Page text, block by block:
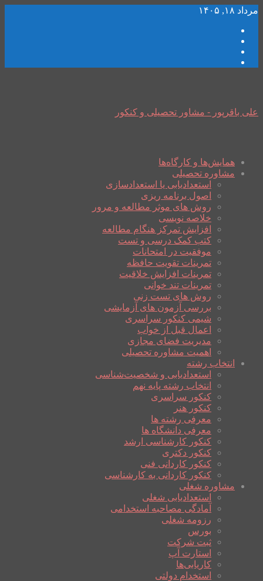
مرداد ۱۸, ۱۴۰۵
علی باقرپور - مشاور تحصیلی و کنکور
همایش‌ها و کارگاه‌ها
مشاوره تحصیلی
استعدادیابی یا استعدادسازی
اصول برنامه ریزی
روش های موثر مطالعه و مرور
خلاصه نویسی
افزایش تمرکز هنگام مطالعه
کتب کمک درسی و تست
موفقیت در امتحانات
تمرینات تقویت حافظه
تمرینات افزایش خلاقیت
تمرینات تند خوانی
روش های تست زنی
بررسی آزمون های آزمایشی
شیمی کنکور سراسری
اعمال قبل از خواب
مدیریت فضای مجازی
اهمیت مشاوره تحصیلی
انتخاب رشته
استعدادیابی و شخصیت‌شناسی
انتخاب رشته پایه نهم
کنکور سراسری
کنکور هنر
معرفی رشته ها
معرفی دانشگاه ها
کنکور کارشناسی ارشد
کنکور دکتری
کنکور کاردانی فنی
کنکور کاردانی به کارشناسی
مشاوره شغلی
استعدادیابی شغلی
آمادگی مصاحبه استخدامی
رزومه شغلی
بورس
ثبت شرکت
استارت آپ
کاریابی‌ها
استخدام دولتی